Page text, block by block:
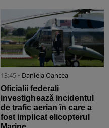
13:45 • Daniela Oancea
Oficialii federali
investighează incidentul
de trafic aerian în care a
fost implicat elicopterul